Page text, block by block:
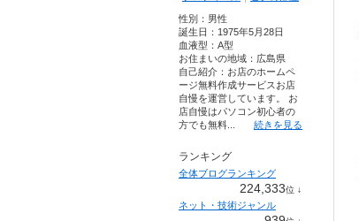
性別： 男性
誕生日： 1975年5月28日
血液型： A型
お住まいの地域： 広島県
自己紹介：お店のホームペ
ージ無料作成サービスお店
自慢を運営しています。 お
店自慢はパソコン初心者の
方でも無料...
続きを見る
ランキング
全体ブログランキング
224,333位 ↓
ネット・技術ジャンル